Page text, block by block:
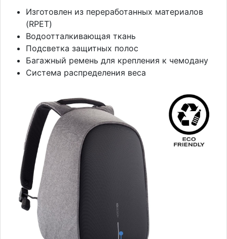
Изготовлен из переработанных материалов
(RPET)
Водоотталкивающая ткань
Подсветка защитных полос
Багажный ремень для крепления к чемодану
Система распределения веса